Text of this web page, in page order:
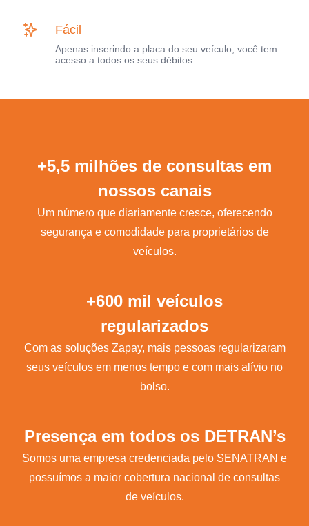
Fácil
Apenas inserindo a placa do seu veículo, você tem
acesso a todos os seus débitos.
+5,5 milhões de consultas em
nossos canais
Um número que diariamente cresce, oferecendo
segurança e comodidade para proprietários de
veículos.
+600 mil veículos
regularizados
Com as soluções Zapay, mais pessoas regularizaram
seus veículos em menos tempo e com mais alívio no
bolso.
Presença em todos os DETRAN’s
Somos uma empresa credenciada pelo SENATRAN e
possuímos a maior cobertura nacional de consultas
de veículos.